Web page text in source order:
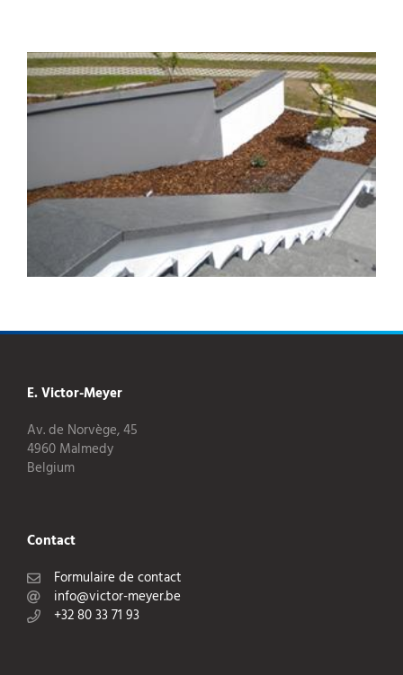
E. Victor-Meyer
Av. de Norvège, 45
4960 Malmedy
Belgium
Contact
Formulaire de contact
info@victor-meyer.be
+32 80 33 71 93